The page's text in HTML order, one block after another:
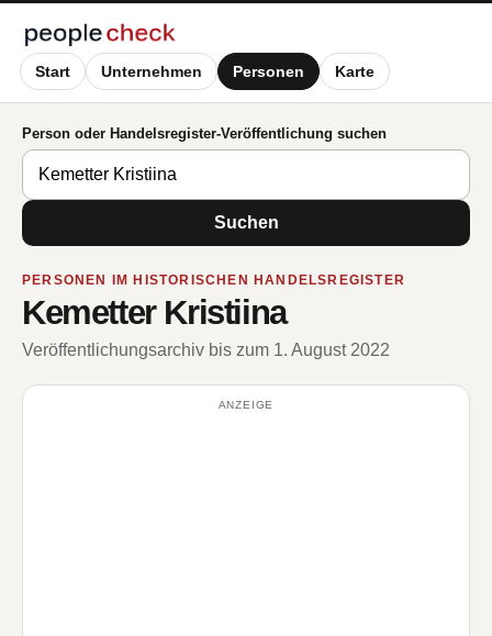
Start Unternehmen Personen Karte
Person oder Handelsregister-Veröffentlichung suchen
Suchen
PERSONEN IM HISTORISCHEN HANDELSREGISTER
Kemetter Kristiina
Veröffentlichungsarchiv bis zum 1. August 2022
ANZEIGE